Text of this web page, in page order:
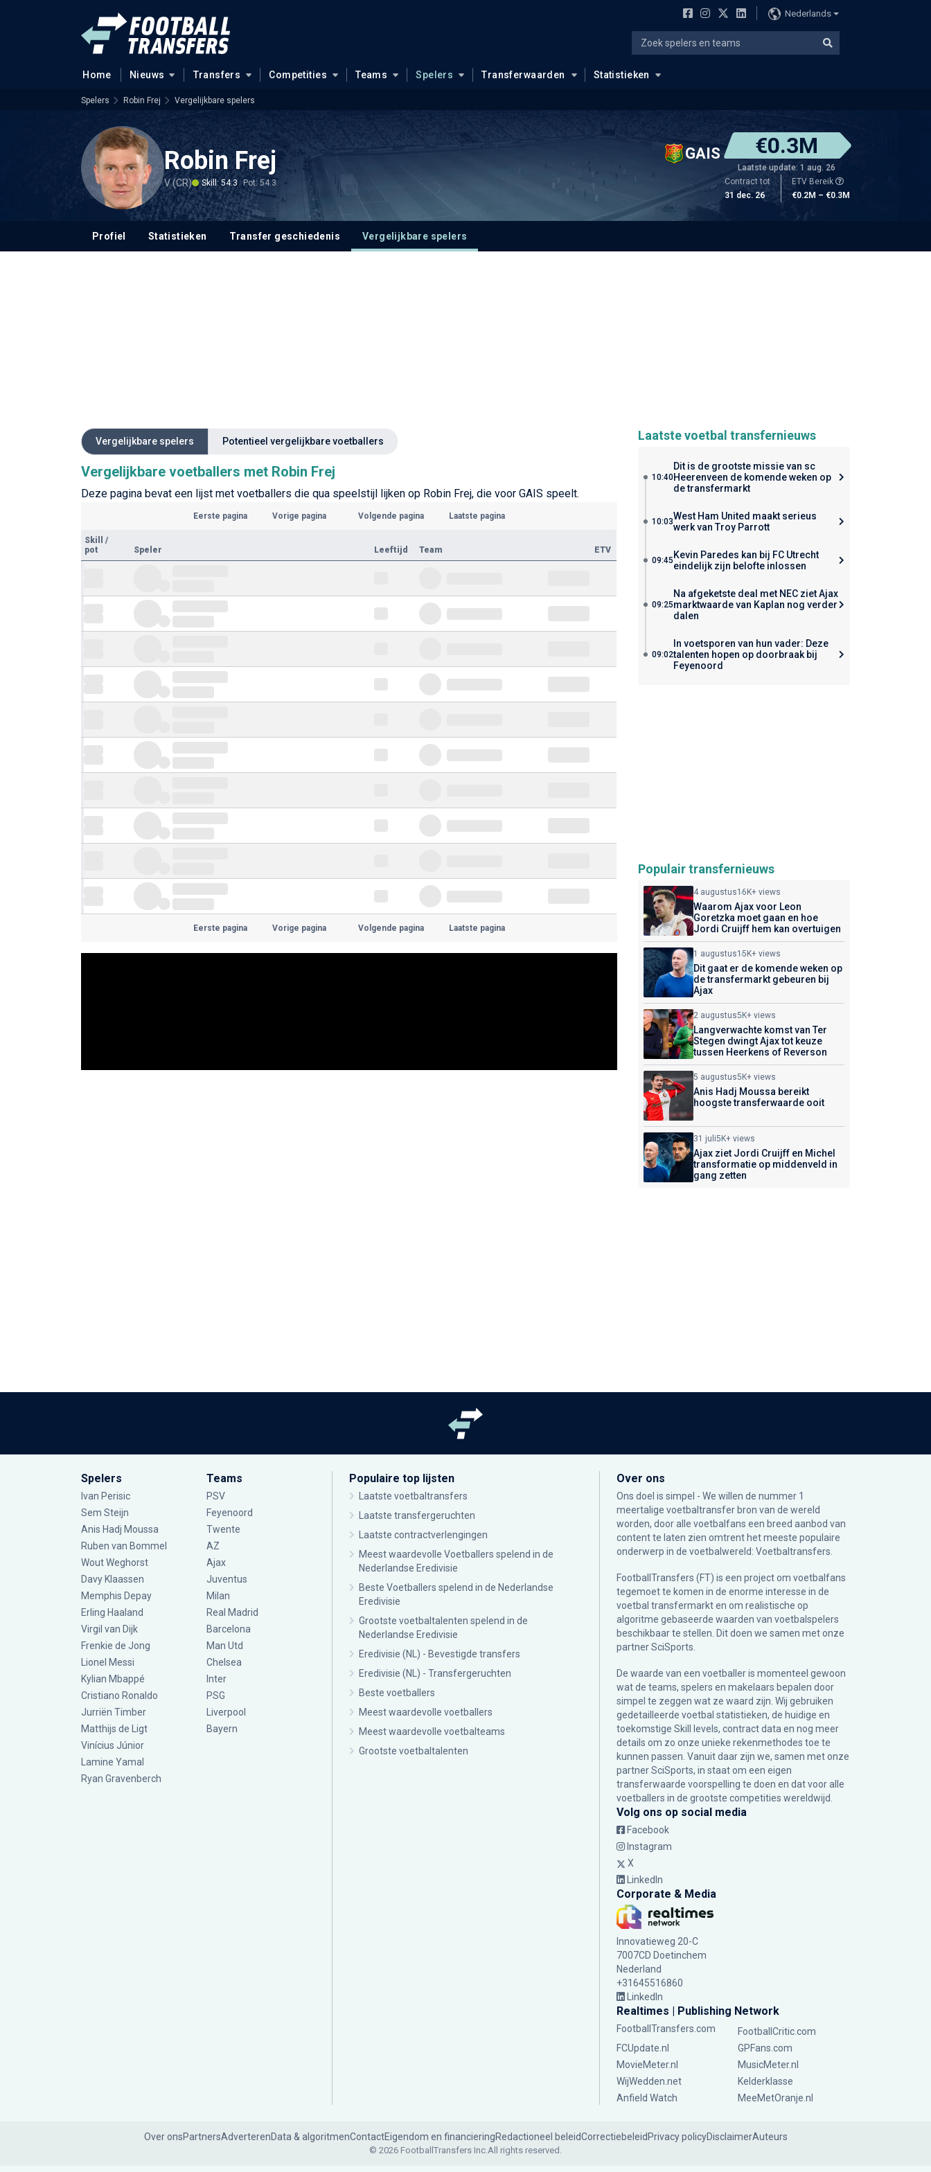
Nederlands
Home Nieuws Transfers Competities Teams Spelers Transferwaarden Statistieken
Spelers Robin Frej Vergelijkbare spelers
Robin Frej
V (CR) Skill: 54.3 Pot: 54.3
GAIS €0.3M
Laatste update: 1 aug. 26
Contract tot
31 dec. 26
ETV Bereik
€0.2M – €0.3M
Profiel Statistieken Transfer geschiedenis Vergelijkbare spelers
Vergelijkbare spelers Potentieel vergelijkbare voetballers
Vergelijkbare voetballers met Robin Frej
Deze pagina bevat een lijst met voetballers die qua speelstijl lijken op Robin Frej, die voor GAIS speelt.
Eerste pagina Vorige pagina Volgende pagina Laatste pagina
Skill
/
pot
Speler Leeftijd Team ETV
Eerste pagina Vorige pagina Volgende pagina Laatste pagina
Laatste voetbal transfernieuws
10:40
Dit is de grootste missie van sc
Heerenveen de komende weken op
de transfermarkt
10:03West Ham United maakt serieus
werk van Troy Parrott
09:45 Kevin Paredes kan bij FC Utrecht
eindelijk zijn belofte inlossen
09:25
Na afgeketste deal met NEC ziet Ajax
marktwaarde van Kaplan nog verder
dalen
09:02
In voetsporen van hun vader: Deze
talenten hopen op doorbraak bij
Feyenoord
Populair transfernieuws
4 augustus16K+ views
Waarom Ajax voor Leon
Goretzka moet gaan en hoe
Jordi Cruijff hem kan overtuigen
1 augustus15K+ views
Dit gaat er de komende weken op
de transfermarkt gebeuren bij
Ajax
2 augustus5K+ views
Langverwachte komst van Ter
Stegen dwingt Ajax tot keuze
tussen Heerkens of Reverson
5 augustus5K+ views
Anis Hadj Moussa bereikt
hoogste transferwaarde ooit
31 juli5K+ views
Ajax ziet Jordi Cruijff en Michel
transformatie op middenveld in
gang zetten
Spelers
Ivan Perisic
Sem Steijn
Anis Hadj Moussa
Ruben van Bommel
Wout Weghorst
Davy Klaassen
Memphis Depay
Erling Haaland
Virgil van Dijk
Frenkie de Jong
Lionel Messi
Kylian Mbappé
Cristiano Ronaldo
Jurriën Timber
Matthijs de Ligt
Vinícius Júnior
Lamine Yamal
Ryan Gravenberch
Teams
PSV
Feyenoord
Twente
AZ
Ajax
Juventus
Milan
Real Madrid
Barcelona
Man Utd
Chelsea
Inter
PSG
Liverpool
Bayern
Populaire top lijsten
Laatste voetbaltransfers
Laatste transfergeruchten
Laatste contractverlengingen
Meest waardevolle Voetballers spelend in de
Nederlandse Eredivisie
Beste Voetballers spelend in de Nederlandse
Eredivisie
Grootste voetbaltalenten spelend in de
Nederlandse Eredivisie
Eredivisie (NL) - Bevestigde transfers
Eredivisie (NL) - Transfergeruchten
Beste voetballers
Meest waardevolle voetballers
Meest waardevolle voetbalteams
Grootste voetbaltalenten
Over ons
Ons doel is simpel - We willen de nummer 1
meertalige voetbaltransfer bron van de wereld
worden, door alle voetbalfans een breed aanbod van
content te laten zien omtrent het meeste populaire
onderwerp in de voetbalwereld: Voetbaltransfers.
FootballTransfers (FT) is een project om voetbalfans
tegemoet te komen in de enorme interesse in de
voetbal transfermarkt en om realistische op
algoritme gebaseerde waarden van voetbalspelers
beschikbaar te stellen. Dit doen we samen met onze
partnerSciSports
De waarde van een voetballer is momenteel gewoon
wat de teams, spelers en makelaars bepalen door
simpel te zeggen wat ze waard zijn. Wij gebruiken
gedetailleerde voetbal statistieken, de huidige en
toekomstige Skill levels, contract data en nog meer
details om zo onze unieke rekenmethodes toe te
kunnen passen. Vanuit daar zijn we, samen met onze
partner SciSports, in staat om een eigen
transferwaarde voorspelling te doen en dat voor alle
voetballers in de grootste competities wereldwijd.
Volg ons op social media
Facebook
Instagram
X
LinkedIn
Corporate & Media
Innovatieweg 20-C
7007CD Doetinchem
Nederland
+31645516860
LinkedIn
Realtimes | Publishing Network
FootballTransfers.com
FootballCritic.com
FCUpdate.nl
GPFans.com
MovieMeter.nl
MusicMeter.nl
WijWedden.net
Kelderklasse
Anfield Watch
MeeMetOranje.nl
Over onsPartnersAdverterenData & algoritmenContactEigendom en financieringRedactioneel beleidCorrectiebeleid Privacy policyDisclaimerAuteurs
© 2026 FootballTransfers Inc.All rights reserved.